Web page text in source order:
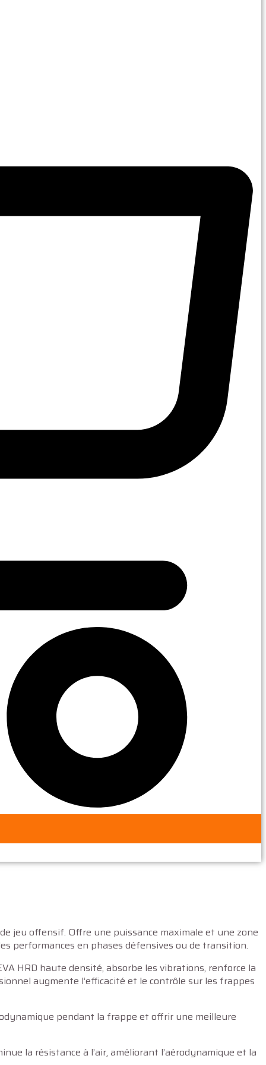
jeu offensif. Offre une puissance maximale et une zone
performances en phases défensives ou de transition.
HRD haute densité, absorbe les vibrations, renforce la
augmente l’efficacité et le contrôle sur les frappes
pendant la frappe et offrir une meilleure
la résistance à l’air, améliorant l’aérodynamique et la